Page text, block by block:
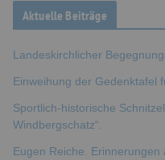
Aktuelle Beiträge
Landeskirchlicher
Einweihung der Gedenktafel
Sportlich-historische
Windbergschatz“.
Eugen Reiche.